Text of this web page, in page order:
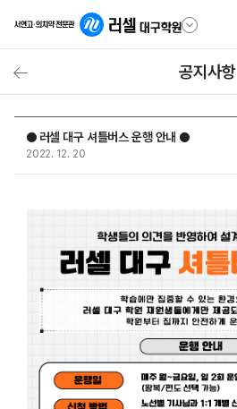
공지사항
● 러셀 대구 셔틀버스 운행 안내 ●
2022. 12. 20